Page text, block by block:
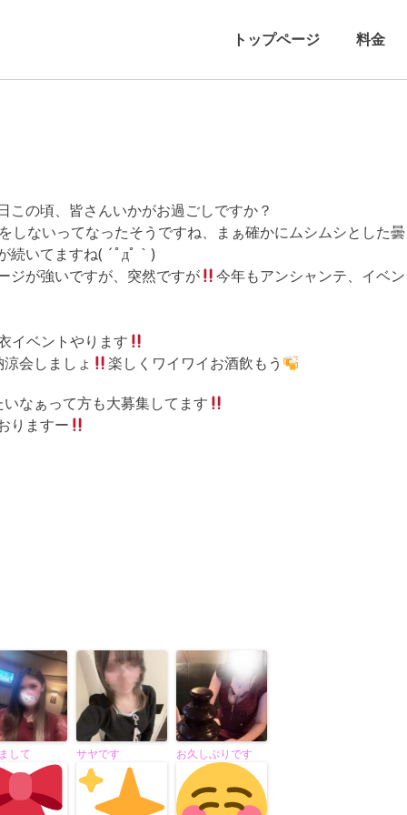
トップページ 料金
の頃、皆さんいかがお過ごしですか？
しないってなったそうですね、まぁ確かにムシムシとした
続いてますね( ´ﾟдﾟ｀)
ジが強いですが、突然ですが
今年もアンシャンテ、イベ
イベントやります
会しましょ
楽しくワイワイお酒飲もう
なぁって方も大募集してます
りますー
して サヤです お久しぶりです